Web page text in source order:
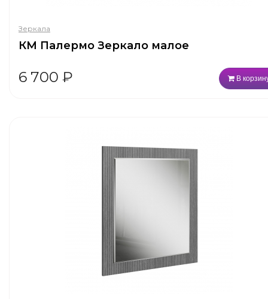
Зеркала
КМ Палермо Зеркало малое
6 700 ₽ В